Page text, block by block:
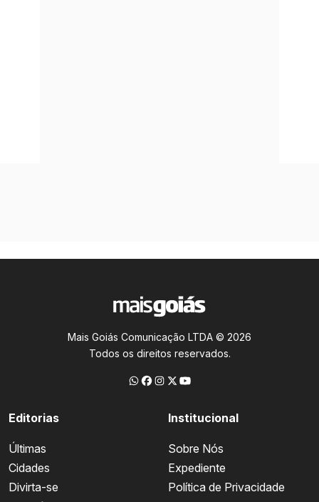
Mais Goiás Comunicação LTDA © 2026
Todos os direitos reservados.
Editorias
Últimas
Cidades
Divirta-se
Institucional
Sobre Nós
Expediente
Política de Privacidade